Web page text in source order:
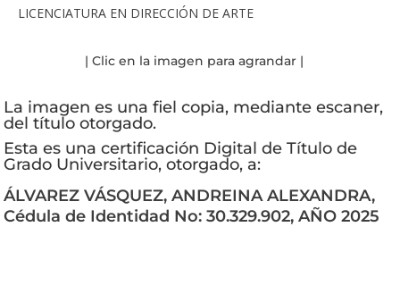
LICENCIATURA EN DIRECCIÓN DE ARTE
| Clic en la imagen para agrandar |
La imagen es una fiel copia, mediante escaner,
del título otorgado.
Esta es una certificación Digital de Título de
Grado Universitario, otorgado, a:
ÁLVAREZ VÁSQUEZ, ANDREINA ALEXANDRA,
Cédula de Identidad No: 30.329.902, AÑO 2025